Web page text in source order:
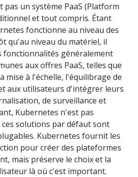
pas un système PaaS (Platform
et tout compris. Étant
fonctionne au niveau des
qu'au niveau du matériel, il
généralement
aux offres PaaS, telles que
mise à l'échelle, l'équilibrage de
aux utilisateurs d'intégrer leurs
de surveillance et
Kubernetes n'est pas
solutions par défaut sont
Kubernetes fournit les
pour créer des plateformes
mais préserve le choix et la
là où c'est important.